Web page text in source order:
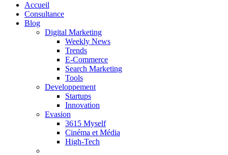
Accueil
Consultance
Blog
Digital Marketing
Weekly News
Trends
E-Commerce
Search Marketing
Tools
Developpement
Startups
Innovation
Evasion
3615 Myself
Cinéma et Média
High-Tech